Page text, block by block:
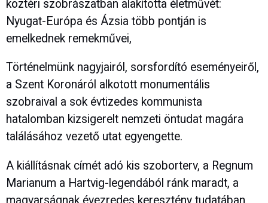
köztéri szobrászatban alakította életművét:
Nyugat-Európa és Ázsia több pontján is
emelkednek remekművei,
Történelmünk nagyjairól, sorsfordító eseményeiről,
a Szent Koronáról alkotott monumentális
szobraival a sok évtizedes kommunista
hatalomban kizsigerelt nemzeti öntudat magára
találásához vezető utat egyengette.
A kiállításnak címét adó kis szoborterv, a Regnum
Marianum a Hartvig-legendából ránk maradt, a
magyarságnak évezredes keresztény tudatában